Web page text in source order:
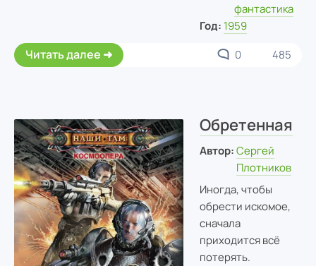
фантастика
Год: 1959
Читать далее 0 485
Обретенная
Автор: Сергей
Плотников
Иногда, чтобы
обрести искомое,
сначала
приходится всё
потерять.